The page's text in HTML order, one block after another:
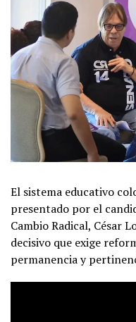
El sistema educativo
presentado por el
Cambio Radical, César
decisivo que exige
permanencia y